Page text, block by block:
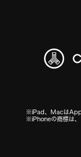
※iPad、Macは
※iPhoneの商標は、